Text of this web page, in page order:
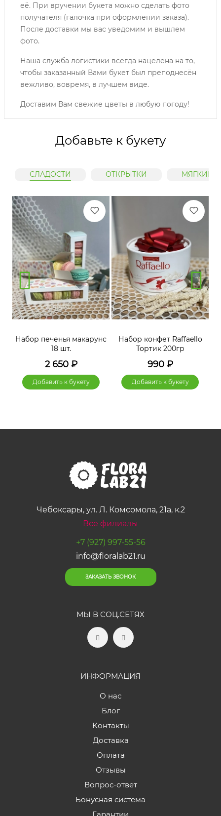
её. При вручении букета можно сделать фото
получателя (галочка при оформлении заказа).
После доставки мы вас уведомим и вышлем
фото.
Наша служба логистики всегда нацелена на то,
чтобы заказанный Вами букет был преподнесён
вежливо, вовремя, в лучшем виде.
Доставим Вам свежие цветы в любую погоду!
Добавьте к букету
СЛАДОСТИ ОТКРЫТКИ МЯГКИЕ
Набор печенья макарунс
18 шт.
2 650₽
Добавить к букету
Набор конфет Raffaello
Тортик 200гр
990₽
Добавить к букету
Чебоксары, ул. Л. Комсомола, 21а, к.2
Все филиалы
+7 (927) 997-55-56
info@floralab21.ru
ЗАКАЗАТЬ ЗВОНОК
МЫ В СОЦ.СЕТЯХ
ИНФОРМАЦИЯ
О нас
Блог
Контакты
Доставка
Оплата
Отзывы
Вопрос-ответ
Бонусная система